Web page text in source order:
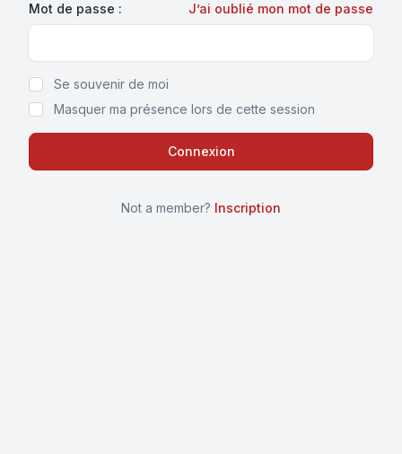
Mot de passe : J’ai oublié mon mot de passe
Se souvenir de moi
Masquer ma présence lors de cette session
Not a member? Inscription